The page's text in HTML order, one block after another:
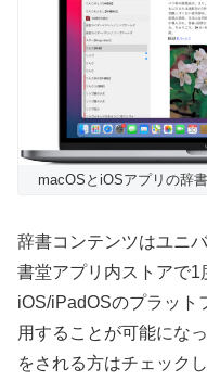
macOSとiOSアプリの辞
辞書コンテンツはユニ
書堂アプリ内ストアで1
iOS/iPadOSのプラット
用することが可能にな
をされる方はチェック